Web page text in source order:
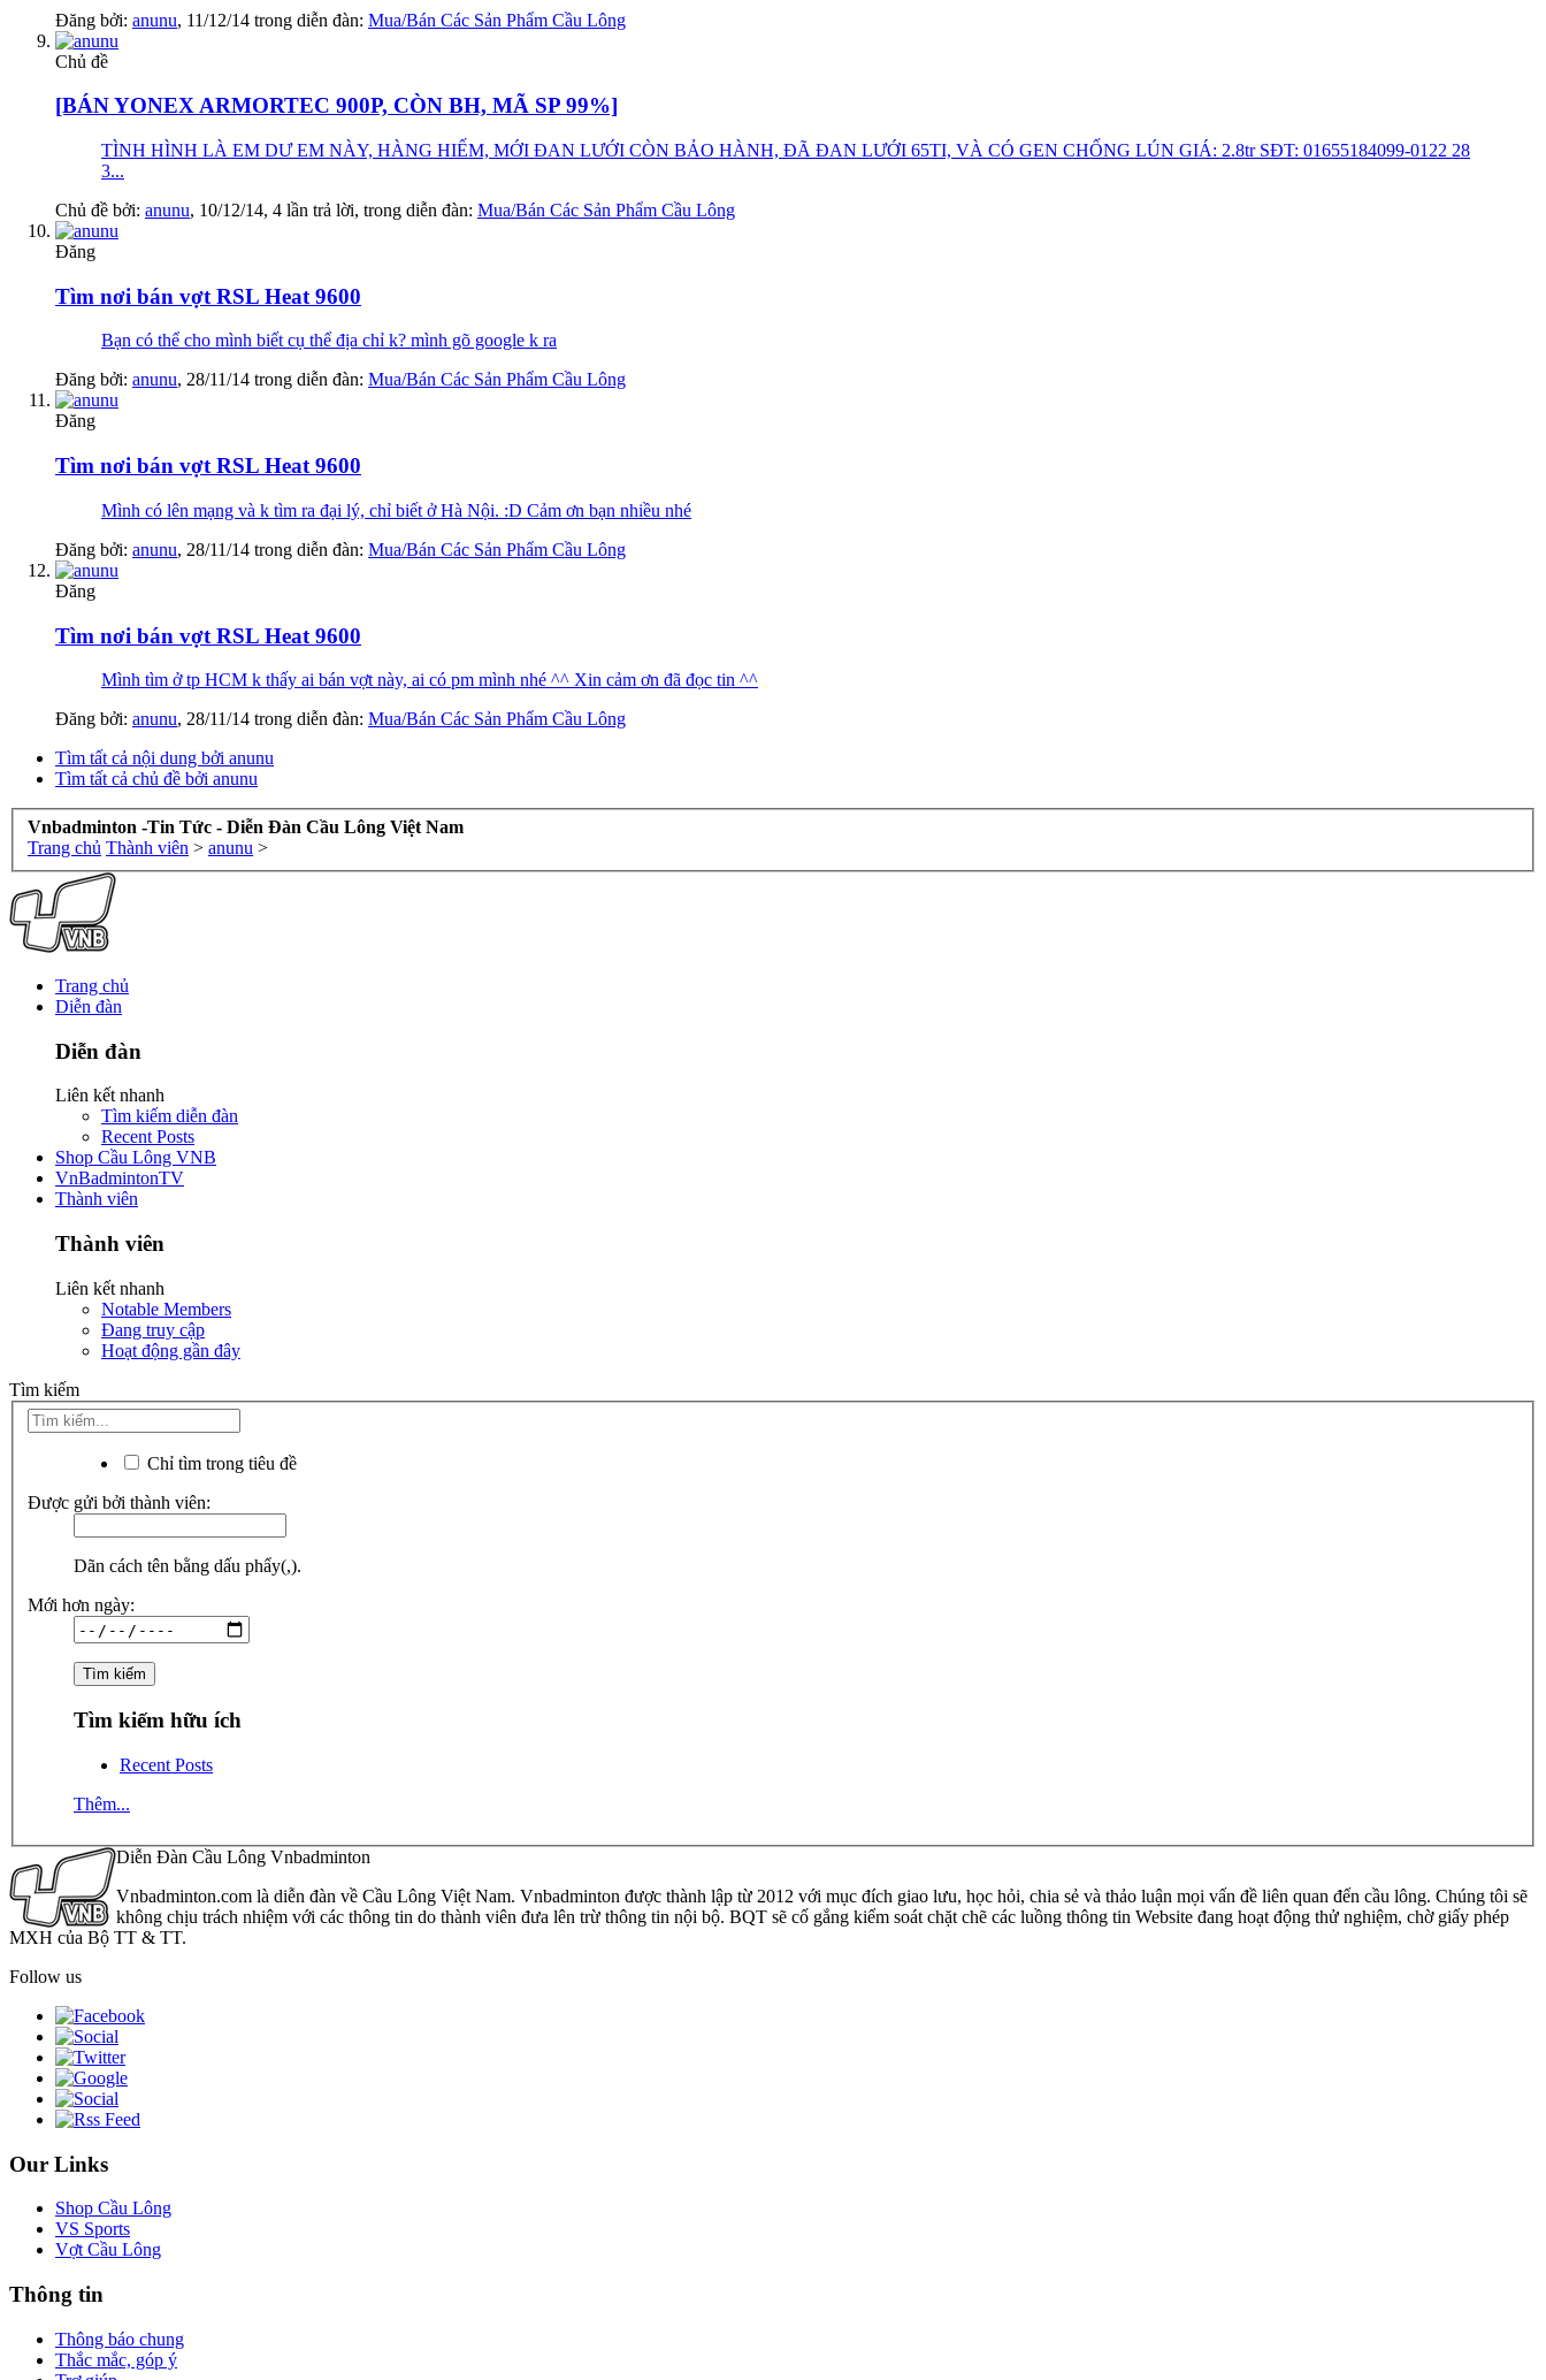
Đăng bởi: anunu, 11/12/14 trong diễn đàn: Mua/Bán Các Sản Phẩm Cầu Lông
Chủ đề
[BÁN YONEX ARMORTEC 900P, CÒN BH, MÃ SP 99%]
TÌNH HÌNH LÀ EM DƯ EM NÀY, HÀNG HIẾM, MỚI ĐAN LƯỚI CÒN BẢO HÀNH, ĐÃ ĐAN LƯỚI 65TI, VÀ CÓ GEN CHỐNG LÚN GIÁ: 2.8tr SĐT: 01655184099-0122 28
3...
Chủ đề bởi: anunu, 10/12/14, 4 lần trả lời, trong diễn đàn: Mua/Bán Các Sản Phẩm Cầu Lông
Đăng
Tìm nơi bán vợt RSL Heat 9600
Bạn có thể cho mình biết cụ thể địa chỉ k? mình gõ google k ra
Đăng bởi: anunu, 28/11/14 trong diễn đàn: Mua/Bán Các Sản Phẩm Cầu Lông
Đăng
Tìm nơi bán vợt RSL Heat 9600
Mình có lên mạng và k tìm ra đại lý, chỉ biết ở Hà Nội. :D Cảm ơn bạn nhiều nhé
Đăng bởi: anunu, 28/11/14 trong diễn đàn: Mua/Bán Các Sản Phẩm Cầu Lông
Đăng
Tìm nơi bán vợt RSL Heat 9600
Mình tìm ở tp HCM k thấy ai bán vợt này, ai có pm mình nhé ^^ Xin cảm ơn đã đọc tin ^^
Đăng bởi: anunu, 28/11/14 trong diễn đàn: Mua/Bán Các Sản Phẩm Cầu Lông
Tìm tất cả nội dung bởi anunu
Tìm tất cả chủ đề bởi anunu
Vnbadminton -Tin Tức - Diễn Đàn Cầu Lông Việt Nam
Trang chủ Thành viên > anunu >
Trang chủ
Diễn đàn
Diễn đàn
Liên kết nhanh
Tìm kiếm diễn đàn
Recent Posts
Shop Cầu Lông VNB
VnBadmintonTV
Thành viên
Thành viên
Liên kết nhanh
Notable Members
Đang truy cập
Hoạt động gần đây
Tìm kiếm
Chỉ tìm trong tiêu đề
Được gửi bởi thành viên:
Dãn cách tên bằng dấu phẩy(,).
Mới hơn ngày:
Tìm kiếm hữu ích
Recent Posts
Thêm...
Diễn Đàn Cầu Lông Vnbadminton
Vnbadminton.com là diễn đàn về Cầu Lông Việt Nam. Vnbadminton được thành lập từ 2012 với mục đích giao lưu, học hỏi, chia sẻ và thảo luận mọi vấn đề liên quan đến cầu lông. Chúng tôi sẽ
không chịu trách nhiệm với các thông tin do thành viên đưa lên trừ thông tin nội bộ. BQT sẽ cố gắng kiểm soát chặt chẽ các luồng thông tin Website đang hoạt động thử nghiệm, chờ giấy phép
MXH của Bộ TT & TT.
Follow us
Our Links
Shop Cầu Lông
VS Sports
Vợt Cầu Lông
Thông tin
Thông báo chung
Thắc mắc, góp ý